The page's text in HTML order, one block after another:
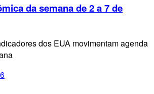
da semana de 2 a 7 de
dos EUA movimentam agenda